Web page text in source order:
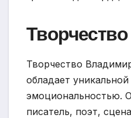
Творчество
обладает
эмоциональностью.
писатель, поэт,